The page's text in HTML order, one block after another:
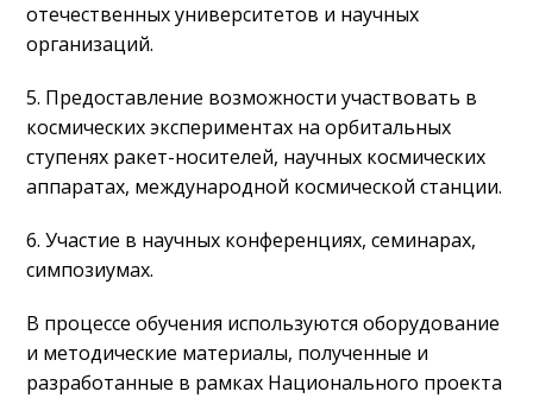
отечественных университетов и научных
организаций.
5. Предоставление возможности участвовать в
космических экспериментах на орбитальных
ступенях ракет-носителей, научных космических
аппаратах, международной космической станции.
6. Участие в научных конференциях, семинарах,
симпозиумах.
В процессе обучения используются оборудование
и методические материалы, полученные и
разработанные в рамках Национального проекта